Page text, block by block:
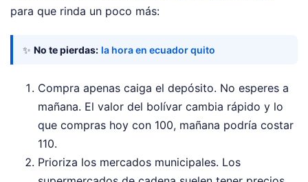
para que rinda un poco más:
✨ No te pierdas: la hora en ecuador quito
Compra apenas caiga el depósito. No esperes a
mañana. El valor del bolívar cambia rápido y lo
que compras hoy con 100, mañana podría costar
110.
Prioriza los mercados municipales. Los